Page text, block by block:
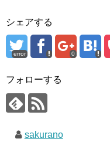
シェアする
error 0
フォローする
sakurano